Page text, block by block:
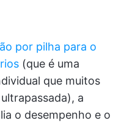
por pilha para o
(que é uma
que muitos
a
o desempenho e o